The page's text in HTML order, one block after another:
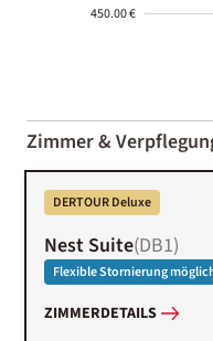
450.00 €
01-02
Zimmer &
DERTOUR Deluxe
Nest Suite(DB1)
Flexible Stornierung
ZIMMERDETAILS